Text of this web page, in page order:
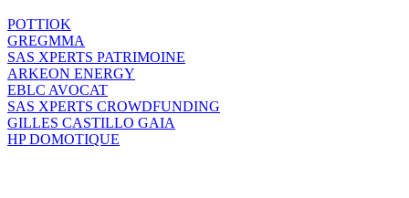
POTTIOK
GREGMMA
SAS XPERTS PATRIMOINE
ARKEON ENERGY
EBLC AVOCAT
SAS XPERTS CROWDFUNDING
GILLES CASTILLO GAIA
HP DOMOTIQUE